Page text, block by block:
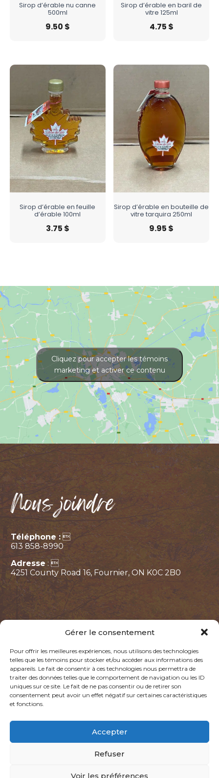
Gérer le consentement
Pour offrir les meilleures expériences, nous utilisons des technologies
telles que les témoins pour stocker et/ou accéder aux informations des
appareils. Le fait de consentir à ces technologies nous permettra de
traiter des données telles que le comportement de navigation ou les ID
uniques sur ce site. Le fait de ne pas consentir ou de retirer son
consentement peut avoir un effet négatif sur certaines caractéristiques
et fonctions.
Accepter
Refuser
Voir les préférences
Sirop d’érable nu canne
500ml
9.50 $
Sirop d’érable en baril de
vitre 125ml
4.75 $
Sirop d’érable en feuille
d’érable 100ml
3.75 $
Sirop d’érable en bouteille de
vitre tarquira 250ml
9.95 $
Cliquez pour accepter les témoins
marketing et activer ce contenu
Nous joindre
Téléphone : 
613 858-8990
Adresse : 
4251 County Road 16, Fournier, ON K0C 2B0
Politique de confidentialitéPolitique des témoins
@2026, LA CABANE DES GARS. TOUS DROITS RÉSERVÉS.